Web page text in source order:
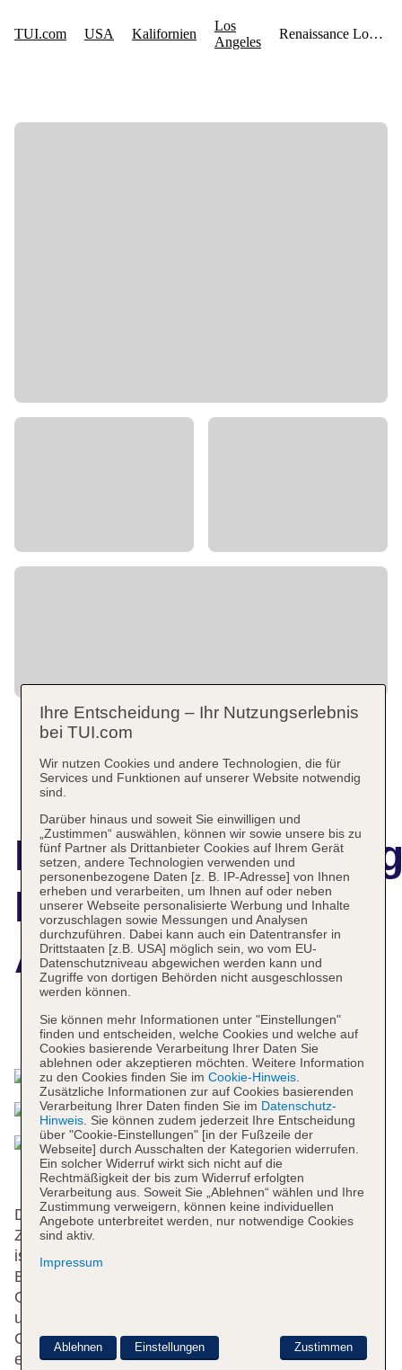
Renaissance Los
Angeles Airport
Das bietet Ihre Unterkunft
Das Hotel mit einem Aufzug verfügt über 501
Zimmer. Das freundliche Personal an der Rezeption
ist gerne bei allen Fragen behilflich. Zu den
Einrichtungen der Unterbringung gehören eine
Gepäckaufbewahrung, ein Safe, ein Geldautomat
und ein Getränkeautomat. Per WLAN erhalten die
Gäste Zugang zum Internet. Das Haus verfügt über
eine Reihe von behindertengerechten
Ihre Entscheidung – Ihr Nutzungserlebnis
bei TUI.com
Wir nutzen Cookies und andere Technologien, die für
Services und Funktionen auf unserer Website notwendig
sind.
Darüber hinaus und soweit Sie einwilligen und
„Zustimmen“ auswählen, können wir sowie unsere bis zu
fünf Partner als Drittanbieter Cookies auf Ihrem Gerät
setzen, andere Technologien verwenden und
personenbezogene Daten [z. B. IP-Adresse] von Ihnen
erheben und verarbeiten, um Ihnen auf oder neben
unserer Webseite personalisierte Werbung und Inhalte
vorzuschlagen sowie Messungen und Analysen
durchzuführen. Dabei kann auch ein Datentransfer in
Drittstaaten [z.B. USA] möglich sein, wo vom EU-
Datenschutzniveau abgewichen werden kann und
Zugriffe von dortigen Behörden nicht ausgeschlossen
werden können.
Sie können mehr Informationen unter "Einstellungen"
finden und entscheiden, welche Cookies und welche auf
Cookies basierende Verarbeitung Ihrer Daten Sie
ablehnen oder akzeptieren möchten. Weitere Information
zu den Cookies finden Sie im Cookie-Hinweis.
Zusätzliche Informationen zur auf Cookies basierenden
Verarbeitung Ihrer Daten finden Sie im Datenschutz-
Hinweis. Sie können zudem jederzeit Ihre Entscheidung
über "Cookie-Einstellungen" [in der Fußzeile der
Webseite] durch Ausschalten der Kategorien widerrufen.
Ein solcher Widerruf wirkt sich nicht auf die
Rechtmäßigkeit der bis zum Widerruf erfolgten
Verarbeitung aus. Soweit Sie „Ablehnen“ wählen und Ihre
Zustimmung verweigern, können keine individuellen
Angebote unterbreitet werden, nur notwendige Cookies
sind aktiv.
Impressum
Zustimmen
Ablehnen Einstellungen